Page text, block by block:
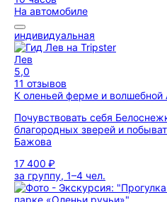
На автомобиле
индивидуальная
Лев
5,0
11 отзывов
К оленьей ферме и волшебной
Почувствовать себя
благородных зверей и
Бажова
17 400 ₽
за группу, 1–4 чел.